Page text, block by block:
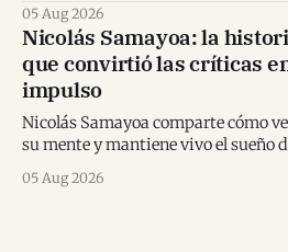
05 Aug 2026
Nicolás Samayoa: la
que convirtió las críticas
impulso
Nicolás Samayoa comparte cómo
su mente y mantiene vivo el sueño
05 Aug 2026